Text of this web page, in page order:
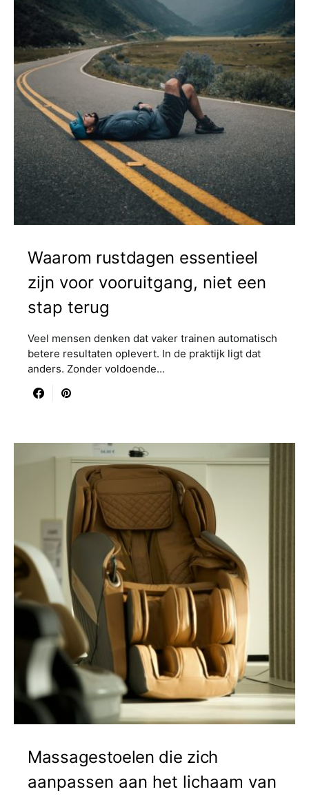
Waarom rustdagen essentieel
zijn voor vooruitgang, niet een
stap terug
Veel mensen denken dat vaker trainen automatisch
betere resultaten oplevert. In de praktijk ligt dat
anders. Zonder voldoende…
Massagestoelen die zich
aanpassen aan het lichaam van